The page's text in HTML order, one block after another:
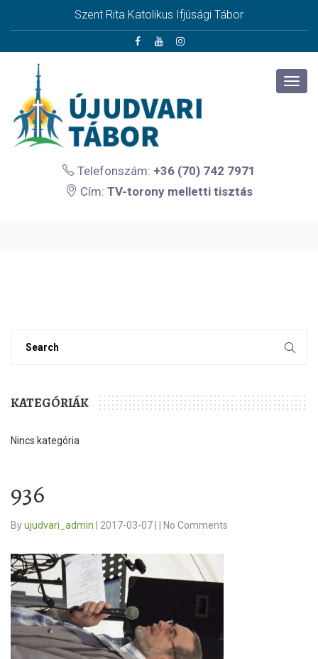
Szent Rita Katolikus Ifjúsági Tábor
Telefonszám: +36 (70) 742 7971
Cím: TV-torony melletti tisztás
KATEGÓRIÁK
Nincs kategória
936
Byujudvari_admin 2017-03-07 No Comments